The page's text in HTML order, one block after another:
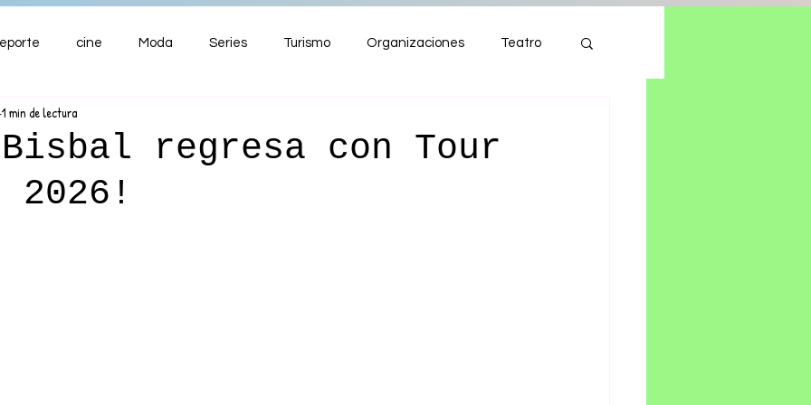
cine Moda Series Turismo Organizaciones Teatro
ENTRETENIMIENTO
Bisbal regresa con Tour
2026!
1 min de lectura